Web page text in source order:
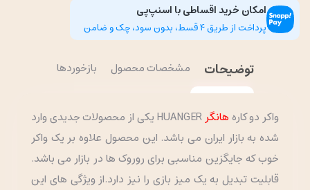
امکان خرید اقساطی با اسنپ‌پی
پرداخت از طریق 4 قسط، بدون سود، چک و ضامن
توضیحات مشخصات محصول بازخوردها
واکر دو کارههانگر
HUANGER یکی از محصولات جدیدی وارد
شده به بازار ایران می باشد. این محصول علاوه بر یک واکر
خوب که جایگزین مناسبی برای روروک ها در بازار می باشد.
قابلیت تبدیل به یک میز بازی را نیز دارد.از ویژگی های این